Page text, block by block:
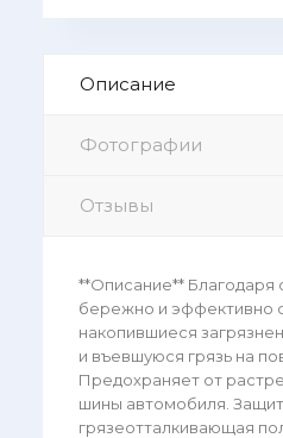
Описание
Фотографии
Отзывы
**Описание** Благодаря
бережно и эффективно
накопившиеся
и въевшуюся грязь на
Предохраняет от
шины автомобиля.
грязеотталкивающая